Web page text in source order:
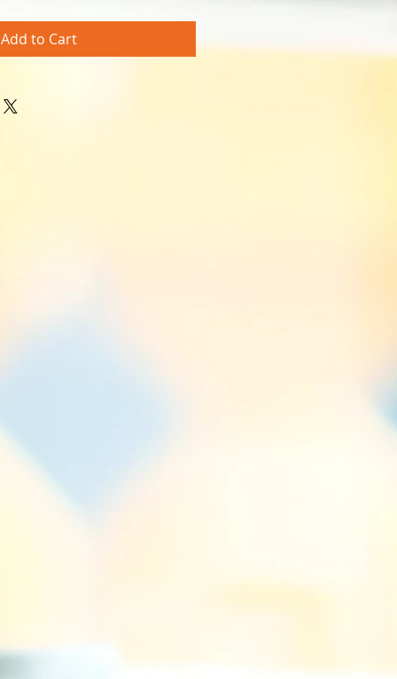
Add to Cart